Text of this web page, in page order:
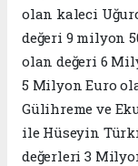
olan kaleci
değeri 9 milyon
olan değeri 6
5 Milyon Euro
Gülihreme ve
ile Hüseyin
değerleri 3